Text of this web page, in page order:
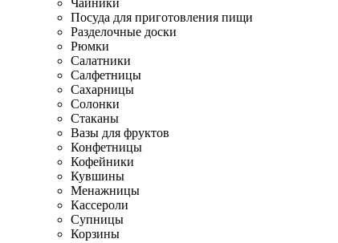
Чайники
Посуда для приготовления пищи
Разделочные доски
Рюмки
Салатники
Салфетницы
Сахарницы
Солонки
Стаканы
Вазы для фруктов
Конфетницы
Кофейники
Кувшины
Менажницы
Кассероли
Супницы
Корзины